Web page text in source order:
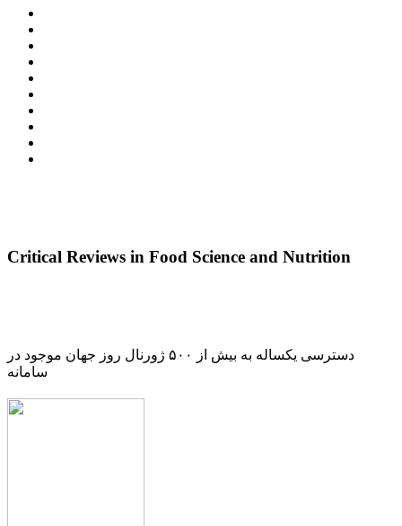
Critical Reviews in Food Science and Nutrition
دسترسی یکساله به بیش از ۵۰۰ ژورنال روز جهان موجود در
سامانه